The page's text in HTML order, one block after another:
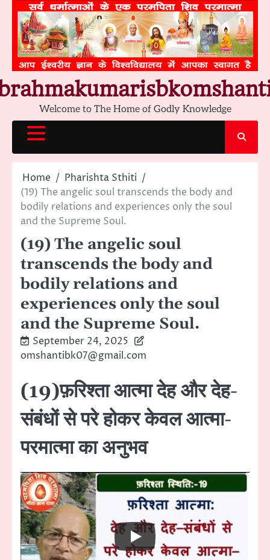
content
Welcome to The Home of Godly Knowledge
Home
Pharishta Sthiti
(19) The angelic soul transcends the body and
bodily relations and experiences only the soul
and the Supreme Soul.
(19) The angelic soul
transcends the body and
bodily relations and
experiences only the soul
and the Supreme Soul.
September 24, 2025
omshantibk07@gmail.com
(19)फ़रिश्ता आत्मा देह और देह-
संबंधों से परे होकर केवल आत्मा-
परमात्मा का अनुभव